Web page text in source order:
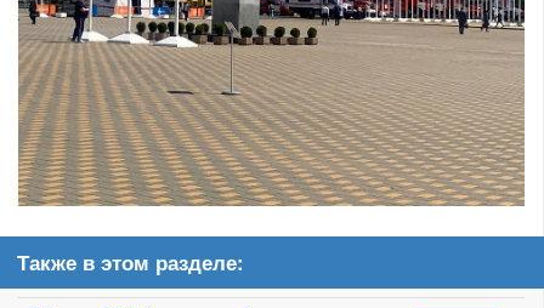
Также в этом разделе: